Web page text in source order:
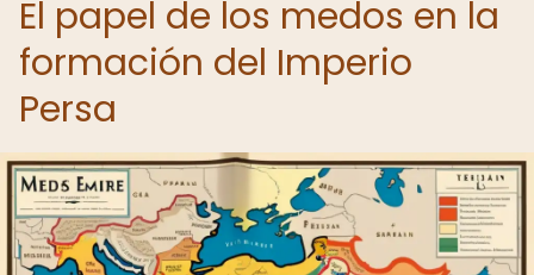
El papel de los medos en la
formación del Imperio
Persa